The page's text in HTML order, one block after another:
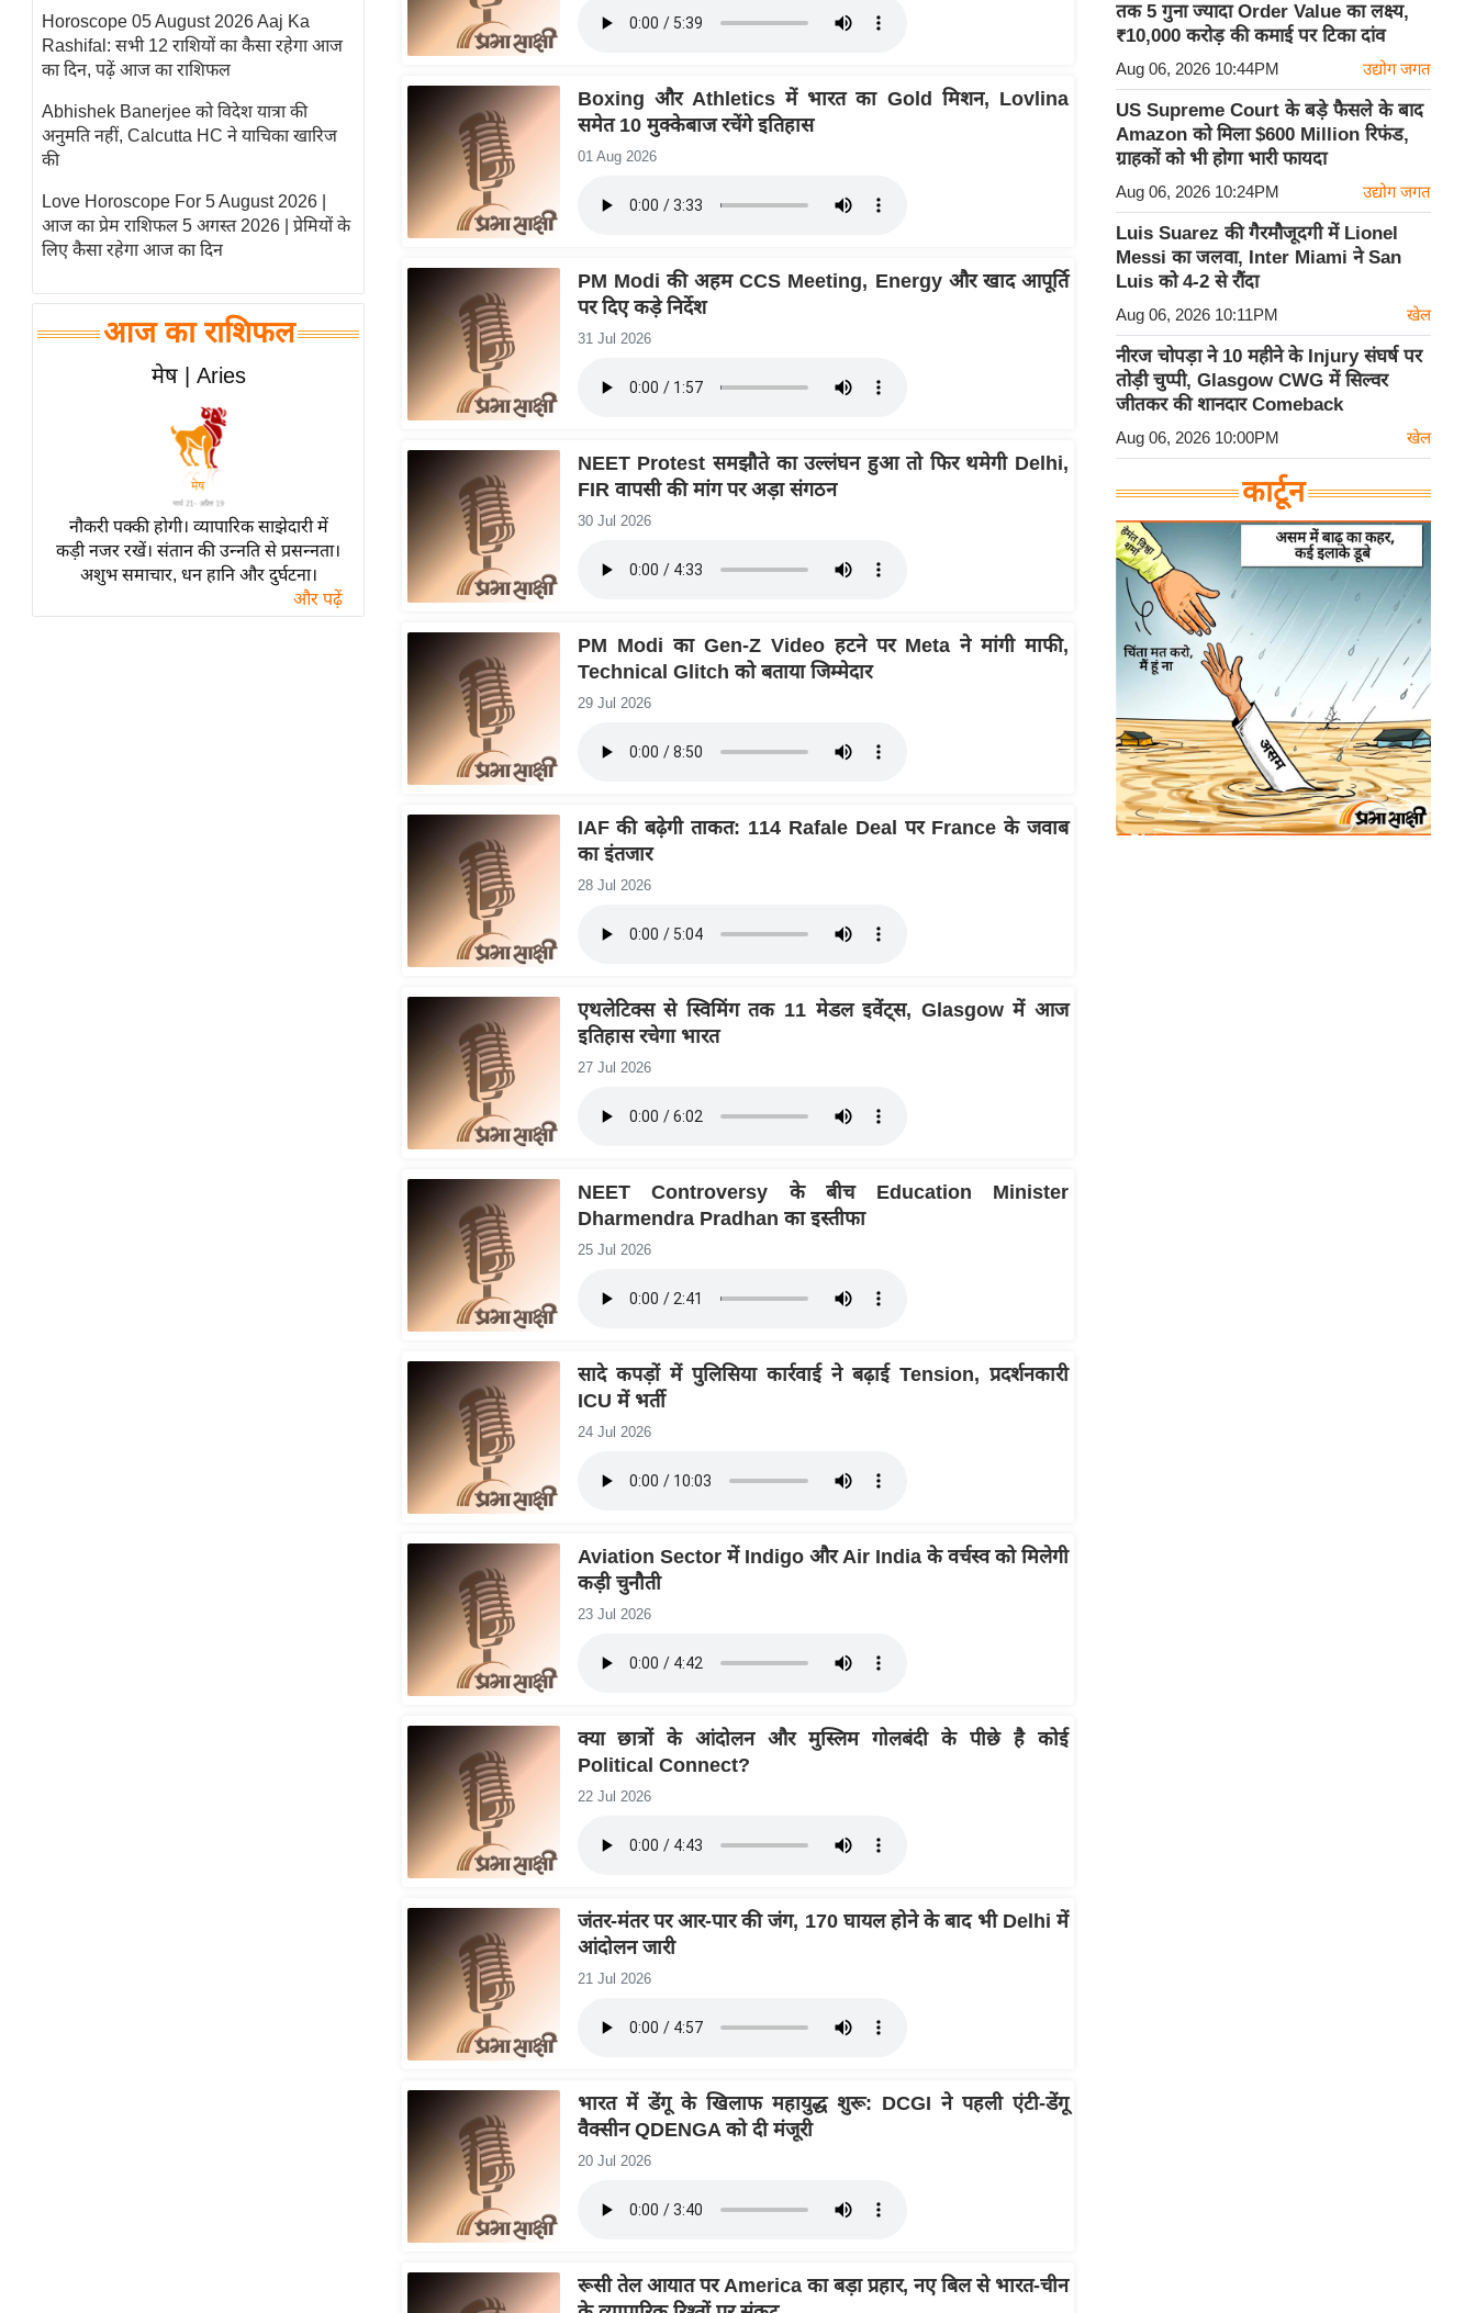
समीक्षा
धर्म
ज्योतिष
प्रभु
धर्मस्थल
व्रत
त्योहार
राशिफल
विशेष
Horoscope 05 August 2026 Aaj Ka
Rashifal: सभी 12 राशियों का कैसा रहेगा आज
का दिन, पढ़ें आज का राशिफल
Abhishek Banerjee को विदेश यात्रा की
अनुमति नहीं, Calcutta HC ने याचिका खारिज
की
Love Horoscope For 5 August 2026 |
आज का प्रेम राशिफल 5 अगस्त 2026 | प्रेमियों के
लिए कैसा रहेगा आज का दिन
आज का राशिफल
मेष | Aries
नौकरी पक्की होगी। व्यापारिक साझेदारी में
कड़ी नजर रखें। संतान की उन्नति से प्रसन्नता।
अशुभ समाचार, धन हानि और दुर्घटना।
और पढ़ें
Boxing और Athletics में भारत का Gold मिशन, Lovlina
समेत 10 मुक्केबाज रचेंगे इतिहास
01 Aug 2026
PM Modi की अहम CCS Meeting, Energy और खाद आपूर्ति
पर दिए कड़े निर्देश
31 Jul 2026
NEET Protest समझौते का उल्लंघन हुआ तो फिर थमेगी Delhi,
FIR वापसी की मांग पर अड़ा संगठन
30 Jul 2026
PM Modi का Gen-Z Video हटने पर Meta ने मांगी माफी,
Technical Glitch को बताया जिम्मेदार
29 Jul 2026
IAF की बढ़ेगी ताकत: 114 Rafale Deal पर France के जवाब
का इंतजार
28 Jul 2026
एथलेटिक्स से स्विमिंग तक 11 मेडल इवेंट्स, Glasgow में आज
इतिहास रचेगा भारत
27 Jul 2026
NEET Controversy के बीच Education Minister
Dharmendra Pradhan का इस्तीफा
25 Jul 2026
सादे कपड़ों में पुलिसिया कार्रवाई ने बढ़ाई Tension, प्रदर्शनकारी
ICU में भर्ती
24 Jul 2026
Aviation Sector में Indigo और Air India के वर्चस्व को मिलेगी
कड़ी चुनौती
23 Jul 2026
क्या छात्रों के आंदोलन और मुस्लिम गोलबंदी के पीछे है कोई
Political Connect?
22 Jul 2026
जंतर-मंतर पर आर-पार की जंग, 170 घायल होने के बाद भी Delhi में
आंदोलन जारी
21 Jul 2026
भारत में डेंगू के खिलाफ महायुद्ध शुरू: DCGI ने पहली एंटी-डेंगू
वैक्सीन QDENGA को दी मंजूरी
20 Jul 2026
रूसी तेल आयात पर America का बड़ा प्रहार, नए बिल से भारत-चीन
तक 5 गुना ज्यादा Order Value का लक्ष्य,
₹10,000 करोड़ की कमाई पर टिका दांव
Aug 06, 2026 10:44PM उद्योग जगत
US Supreme Court के बड़े फैसले के बाद
Amazon को मिला $600 Million रिफंड,
ग्राहकों को भी होगा भारी फायदा
Aug 06, 2026 10:24PM उद्योग जगत
Luis Suarez की गैरमौजूदगी में Lionel
Messi का जलवा, Inter Miami ने San
Luis को 4-2 से रौंदा
Aug 06, 2026 10:11PM खेल
नीरज चोपड़ा ने 10 महीने के Injury संघर्ष पर
तोड़ी चुप्पी, Glasgow CWG में सिल्वर
जीतकर की शानदार Comeback
Aug 06, 2026 10:00PM खेल
कार्टून